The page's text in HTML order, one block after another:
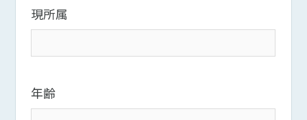
現所属
年齢